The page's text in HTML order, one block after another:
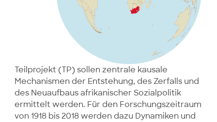
Teilprojekt (TP) sollen zentrale kausale
Mechanismen der Entstehung, des Zerfalls und
des Neuaufbaus afrikanischer Sozialpolitik
ermittelt werden. Für den Forschungszeitraum
von 1918 bis 2018 werden dazu Dynamiken und